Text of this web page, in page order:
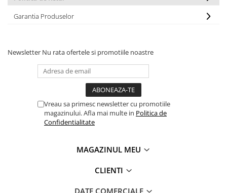
Garantia Produselor
Newsletter Nu rata ofertele si promotiile noastre
Vreau sa primesc newsletter cu promotiile
magazinului. Afla mai multe in Politica de
Confidentialitate
MAGAZINUL MEU
CLIENTI
DATE COMERCIALE